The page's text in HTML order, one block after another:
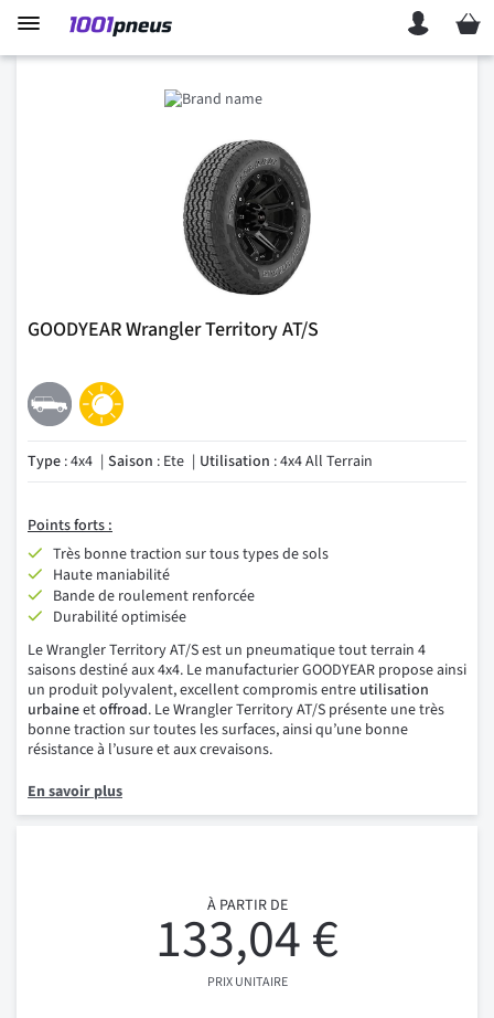
Mon
GOODYEAR Wrangler Territory AT/S
Type : 4x4 Saison : Ete Utilisation : 4x4 All Terrain
Points forts :
Très bonne traction sur tous types de sols
Haute maniabilité
Bande de roulement renforcée
Durabilité optimisée
Le Wrangler Territory AT/S est un pneumatique tout terrain 4
saisons destiné aux 4x4. Le manufacturier GOODYEAR propose ainsi
un produit polyvalent, excellent compromis entre utilisation
urbaineetoffroad. Le Wrangler Territory AT/S présente une très
bonne traction sur toutes les surfaces, ainsi qu’une bonne
résistance à l’usure et aux crevaisons.
En savoir plus
À PARTIR DE
133,04 €
PRIX UNITAIRE